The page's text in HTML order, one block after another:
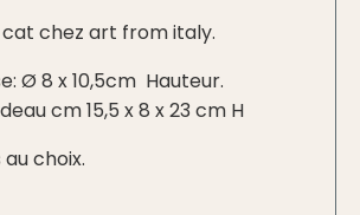
chez art from italy.
Ø 8 x 10,5cm Hauteur.
cm 15,5 x 8 x 23 cm H
choix.